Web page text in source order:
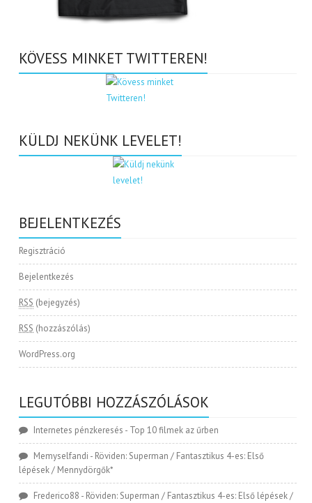
KÖVESS MINKET TWITTEREN!
KÜLDJ NEKÜNK LEVELET!
BEJELENTKEZÉS
Regisztráció
Bejelentkezés
RSS (bejegyzés)
RSS (hozzászólás)
WordPress.org
LEGUTÓBBI HOZZÁSZÓLÁSOK
Internetes pénzkeresés - Top 10 filmek az űrben
Memyselfandi - Röviden: Superman / Fantasztikus 4-es: Első
lépések / Mennydörgők*
Frederico88 - Röviden: Superman / Fantasztikus 4-es: Első lépések /